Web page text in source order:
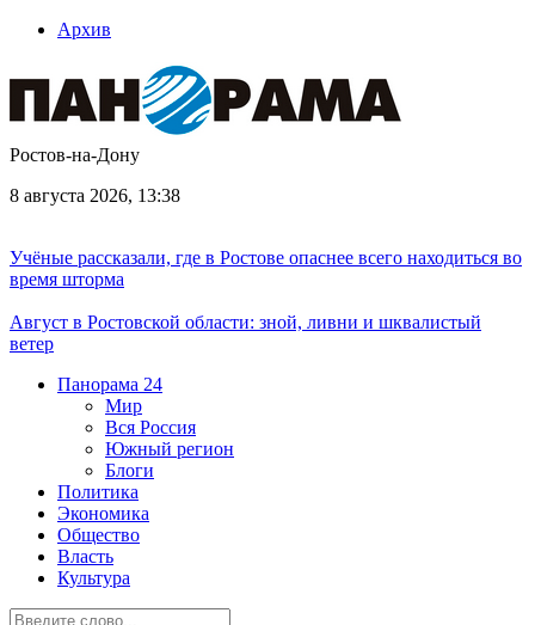
Архив
Ростов-на-Дону
8 августа 2026, 13:38
Учёные рассказали, где в Ростове опаснее всего находиться во
время шторма
Август в Ростовской области: зной, ливни и шквалистый
ветер
Панорама 24
Мир
Вся Россия
Южный регион
Блоги
Политика
Экономика
Общество
Власть
Культура